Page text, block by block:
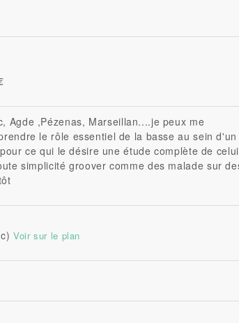
Agde ,Pézenas, Marseillan....je peux me
le rôle essentiel de la basse au sein d'un
ce qui le désire une étude complète de
simplicité groover comme des malade sur
Voir sur le plan